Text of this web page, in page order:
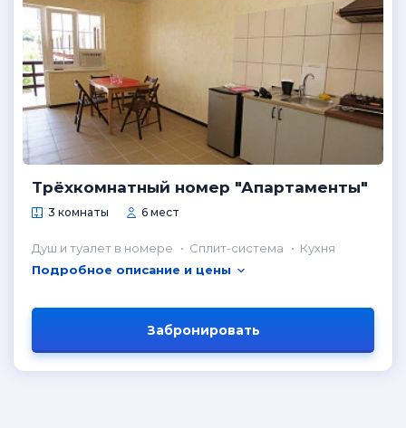
Трёхкомнатный номер "Апартаменты"
3 комнаты 6 мест
Душ и туалет в номере Сплит-система
Кухня
Подробное описание и цены
Забронировать